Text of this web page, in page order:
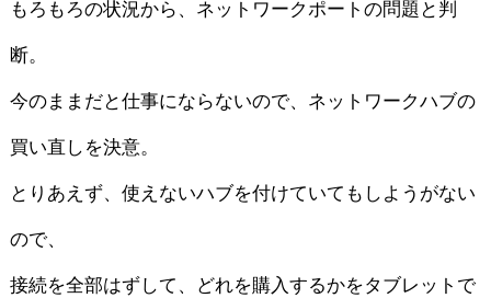
もろもろの状況から、ネットワークポートの問題と判
断。
今のままだと仕事にならないので、ネットワークハブの
買い直しを決意。
とりあえず、使えないハブを付けていてもしようがない
ので、
接続を全部はずして、どれを購入するかをタブレットで